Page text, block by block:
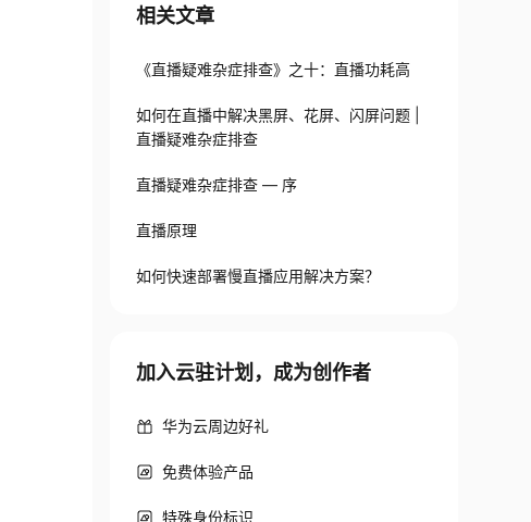
相关文章
《直播疑难杂症排查》之十：直播功耗高
如何在直播中解决黑屏、花屏、闪屏问题 |
直播疑难杂症排查
直播疑难杂症排查 — 序
直播原理
​如何快速部署慢直播应用解决方案？
加入云驻计划，成为创作者
华为云周边好礼
免费体验产品
特殊身份标识